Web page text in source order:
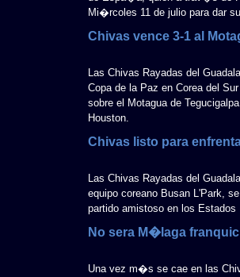
Mi�rcoles 11 de julio para dar
Chivas vence 3-1 al
Las Chivas Rayadas del
Copa de la Paz en Corea del
sobre el Motagua de
Houston.
Chivas listo para
Las Chivas Rayadas del
equipo coreano Busan L'Park,
partido amistoso en los Estados
No sera M�laga
Una vez m�s se cae en las